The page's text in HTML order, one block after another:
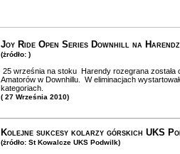
Joy Ride Open Series Downhill na
(żródło: )
25 września na stoku Harendy rozegrana została
Amatorów w Downhillu. W eliminacjach
kategoriach.
( 27 Września 2010)
Kolejne sukcesy kolarzy górskich UKS
(żródło: St Kowalcze UKS Podwilk)